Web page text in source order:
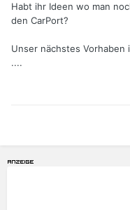
Habt ihr Ideen wo man
den CarPort?
Unser nächstes
....